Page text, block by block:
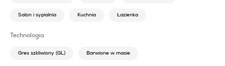
Salon i sypialnia Kuchnia Łazienka
Technologia
Gres szkliwiony (GL) Barwione w masie